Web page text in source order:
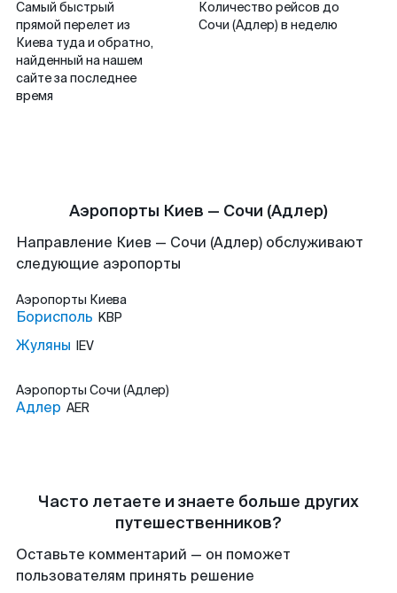
Самый быстрый
прямой перелет из
Киева туда и обратно,
найденный на нашем
сайте за последнее
время
Количество рейсов до
Сочи (Адлер) в неделю
Аэропорты Киев — Сочи (Адлер)
Направление Киев — Сочи (Адлер) обслуживают
следующие аэропорты
Аэропорты Киева
Борисполь KBP
Жуляны IEV
Аэропорты Сочи (Адлер)
Адлер AER
Часто летаете и знаете больше других
путешественников?
Оставьте комментарий — он поможет
пользователям принять решение